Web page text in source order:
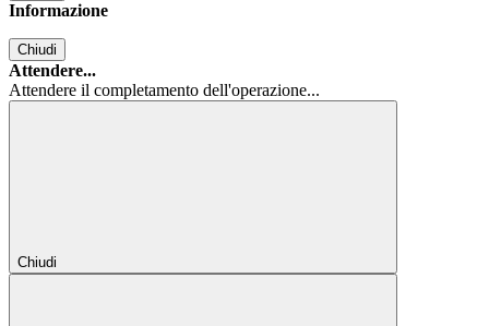
Informazione
Chiudi
Attendere...
Attendere il completamento dell'operazione...
Chiudi